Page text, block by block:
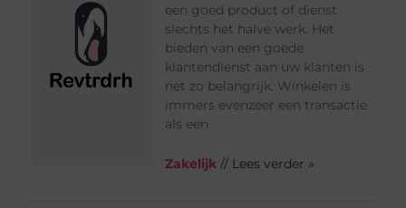
een goed product of dienst
slechts het halve werk. Het
bieden van een goede
klantendienst aan uw klanten is
net zo belangrijk. Winkelen is
immers evenzeer een transactie
als een
Zakelijk // Lees verder »